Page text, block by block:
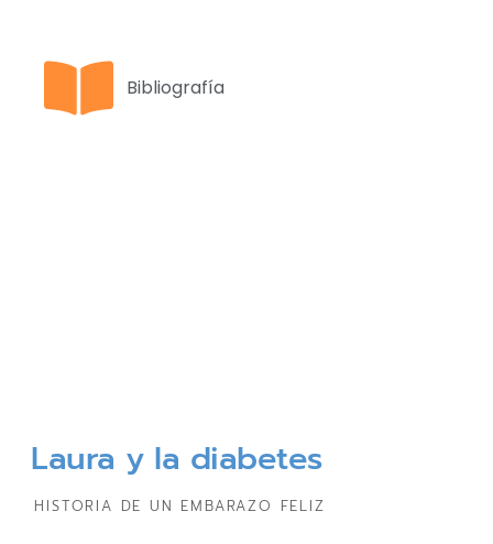
Bibliografía
Laura y la diabetes
HISTORIA DE UN EMBARAZO FELIZ